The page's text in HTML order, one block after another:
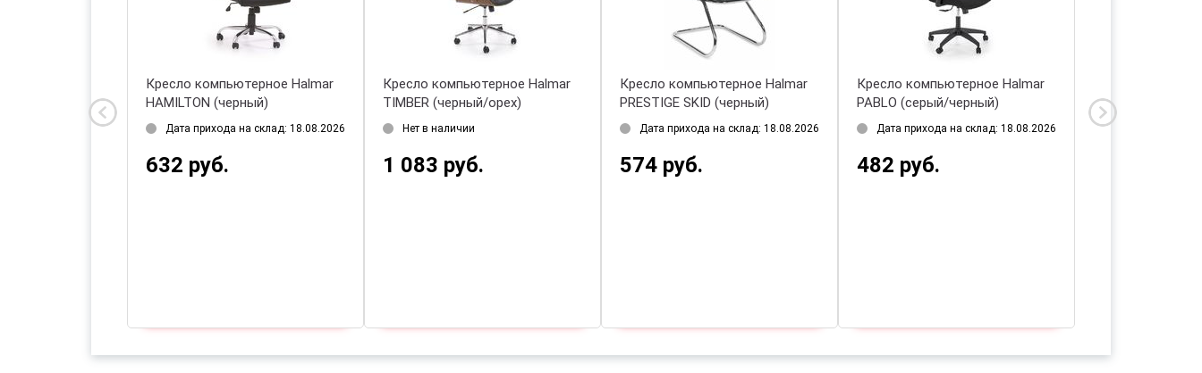
склад: 18.08.2026
Кресло компьютерное Halmar
HAMILTON (черный)
Дата прихода на склад: 18.08.2026
632 руб.
Кресло компьютерное Halmar
TIMBER (черный/орех)
Нет в наличии
1 083 руб.
Кресло компьютерное Halmar
PRESTIGE SKID (черный)
Дата прихода на склад: 18.08.2026
574 руб.
Кресло компьютерное Halmar
PABLO (серый/черный)
Дата прихода на склад: 18.08.2026
482 руб.
CARLOS